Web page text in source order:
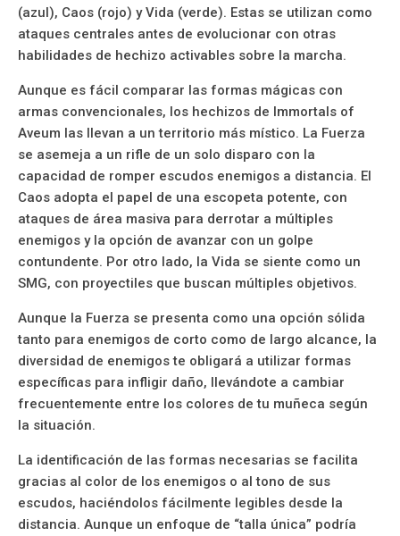
(azul), Caos (rojo) y Vida (verde). Estas se utilizan como
ataques centrales antes de evolucionar con otras
habilidades de hechizo activables sobre la marcha.
Aunque es fácil comparar las formas mágicas con
armas convencionales, los hechizos de Immortals of
Aveum las llevan a un territorio más místico. La Fuerza
se asemeja a un rifle de un solo disparo con la
capacidad de romper escudos enemigos a distancia. El
Caos adopta el papel de una escopeta potente, con
ataques de área masiva para derrotar a múltiples
enemigos y la opción de avanzar con un golpe
contundente. Por otro lado, la Vida se siente como un
SMG, con proyectiles que buscan múltiples objetivos.
Aunque la Fuerza se presenta como una opción sólida
tanto para enemigos de corto como de largo alcance, la
diversidad de enemigos te obligará a utilizar formas
específicas para infligir daño, llevándote a cambiar
frecuentemente entre los colores de tu muñeca según
la situación.
La identificación de las formas necesarias se facilita
gracias al color de los enemigos o al tono de sus
escudos, haciéndolos fácilmente legibles desde la
distancia. Aunque un enfoque de “talla única” podría